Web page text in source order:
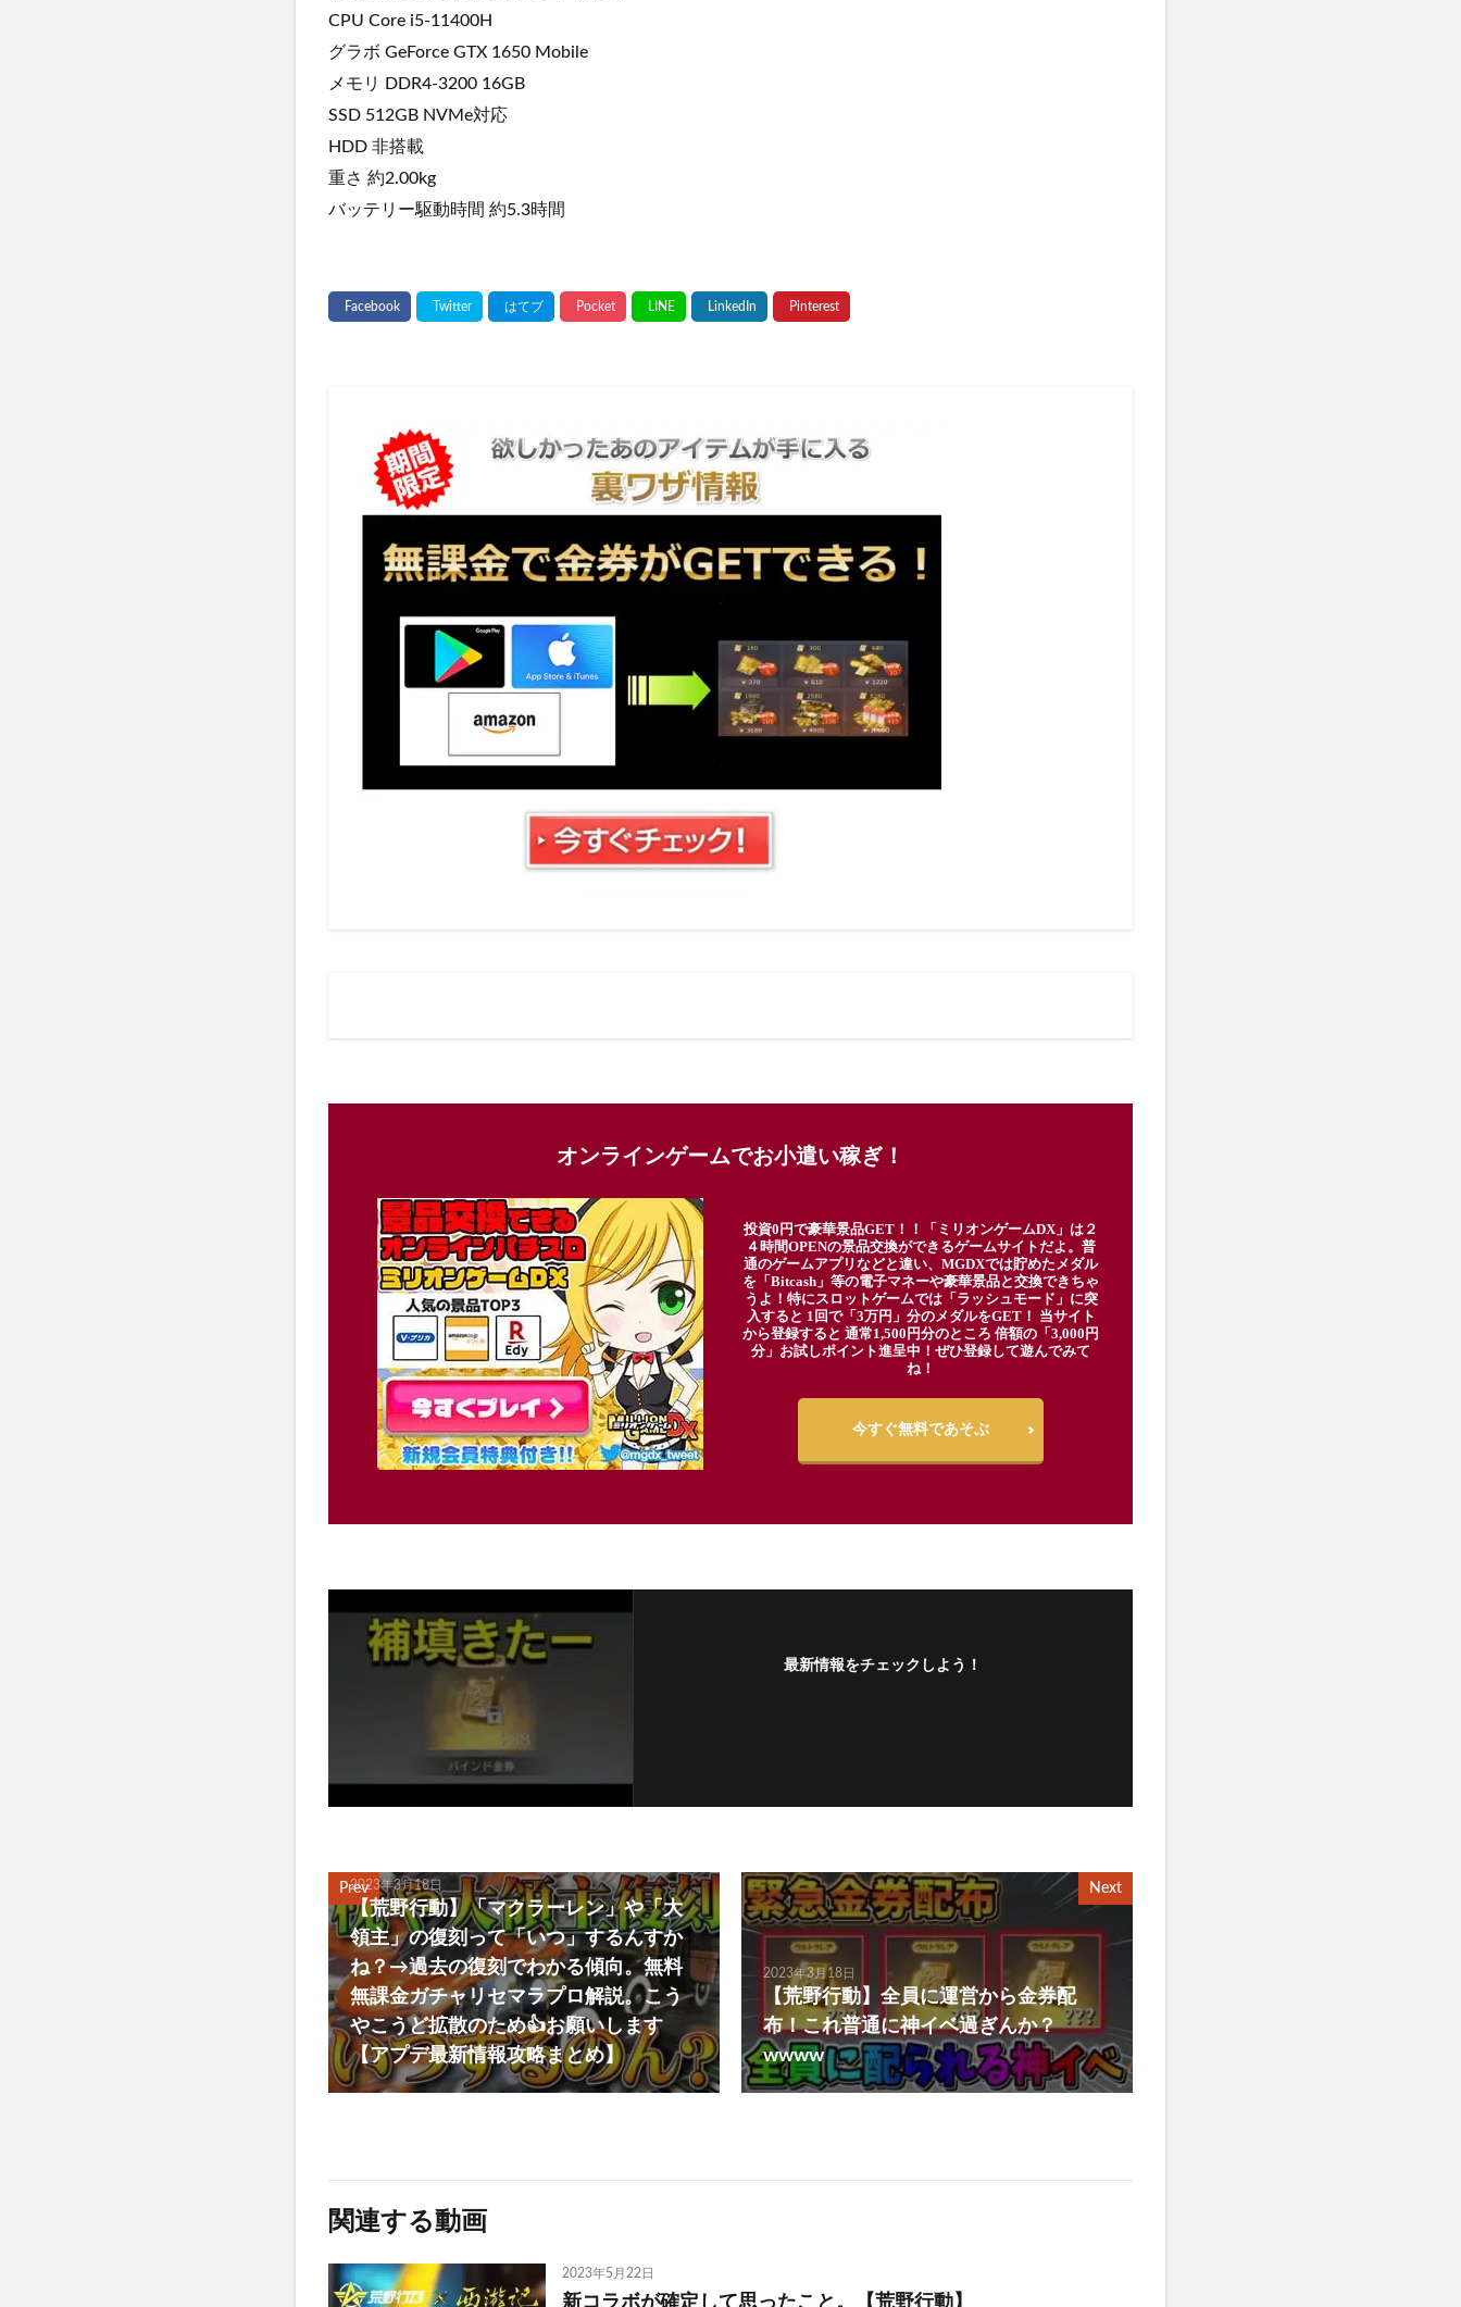
CPU Core i5-11400H
グラボ GeForce GTX 1650 Mobile
メモリ DDR4-3200 16GB
SSD 512GB NVMe対応
HDD 非搭載
重さ 約2.00kg
バッテリー駆動時間 約5.3時間
オンラインゲームでお小遣い稼ぎ！
投資0円で豪華景品GET！！「ミリオンゲームDX」は２
４時間OPENの景品交換ができるゲームサイトだよ。普
通のゲームアプリなどと違い、MGDXでは貯めたメダル
を「Bitcash」等の電子マネーや豪華景品と交換できちゃ
うよ！特にスロットゲームでは「ラッシュモード」に突
入すると 1回で「3万円」分のメダルをGET！ 当サイト
から登録すると 通常1,500円分のところ 倍額の「3,000円
分」お試しポイント進呈中！ぜひ登録して遊んでみて
ね！
今すぐ無料であそぶ
最新情報をチェックしよう！
Prev
2023年3月18日
【荒野行動】「マクラーレン」や「大
領主」の復刻って「いつ」するんすか
ね？→過去の復刻でわかる傾向。無料
無課金ガチャリセマラプロ解説。こう
やこうど拡散のため👍お願いします
【アプデ最新情報攻略まとめ】
Next
2023年3月18日
【荒野行動】全員に運営から金券配
布！これ普通に神イベ過ぎんか？
wwww
関連する動画
2023年5月22日
新コラボが確定して思ったこと。【荒野行動】